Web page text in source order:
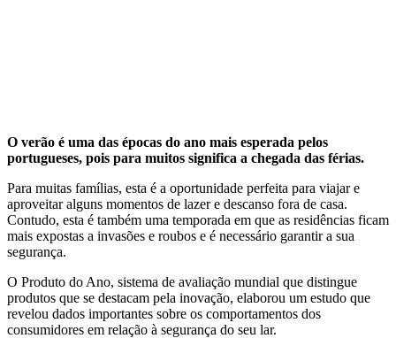
O verão é uma das épocas do ano mais esperada pelos
portugueses, pois para muitos significa a chegada das férias.
Para muitas famílias, esta é a oportunidade perfeita para viajar e
aproveitar alguns momentos de lazer e descanso fora de casa.
Contudo, esta é também uma temporada em que as residências ficam
mais expostas a invasões e roubos e é necessário garantir a sua
segurança.
O Produto do Ano, sistema de avaliação mundial que distingue
produtos que se destacam pela inovação, elaborou um estudo que
revelou dados importantes sobre os comportamentos dos
consumidores em relação à segurança do seu lar.